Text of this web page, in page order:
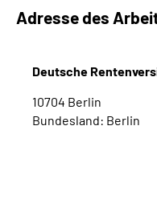
Adresse des
Deutsche
10704 Berlin
Bundesland: Berlin